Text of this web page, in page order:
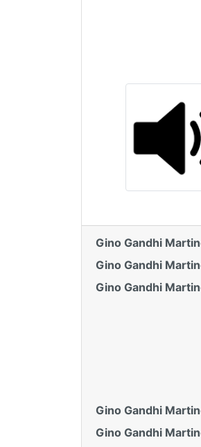
Gino Gandhi
Gino Gandhi
Gino Gandhi
Gino Gandhi
Gino Gandhi